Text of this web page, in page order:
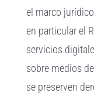
el marco
en particular el
servicios
sobre medios
se preserven